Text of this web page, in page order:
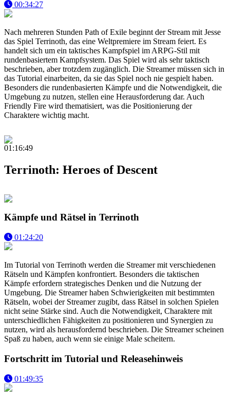
00:34:27
Nach mehreren Stunden Path of Exile beginnt der Stream mit Jesse
das Spiel Terrinoth, das eine Weltpremiere im Stream feiert. Es
handelt sich um ein taktisches Kampfspiel im ARPG-Stil mit
rundenbasiertem Kampfsystem. Das Spiel wird als sehr taktisch
beschrieben, aber trotzdem zugänglich. Die Streamer müssen sich in
das Tutorial einarbeiten, da sie das Spiel noch nie gespielt haben.
Besonders die rundenbasierten Kämpfe und die Notwendigkeit, die
Umgebung zu nutzen, stellen eine Herausforderung dar. Auch
Friendly Fire wird thematisiert, was die Positionierung der
Charaktere wichtig macht.
01:16:49
Terrinoth: Heroes of Descent
Kämpfe und Rätsel in Terrinoth
01:24:20
Im Tutorial von Terrinoth werden die Streamer mit verschiedenen
Rätseln und Kämpfen konfrontiert. Besonders die taktischen
Kämpfe erfordern strategisches Denken und die Nutzung der
Umgebung. Die Streamer haben Schwierigkeiten mit bestimmten
Rätseln, wobei der Streamer zugibt, dass Rätsel in solchen Spielen
nicht seine Stärke sind. Auch die Notwendigkeit, Charaktere mit
unterschiedlichen Fähigkeiten zu positionieren und Synergien zu
nutzen, wird als herausfordernd beschrieben. Die Streamer scheinen
Spaß zu haben, auch wenn sie einige Male scheitern.
Fortschritt im Tutorial und Releasehinweis
01:49:35